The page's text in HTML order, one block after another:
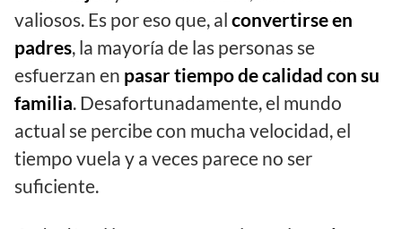
valiosos. Es por eso que, al convertirse en
padres, la mayoría de las personas se
esfuerzan en pasar tiempo de calidad con su
familia. Desafortunadamente, el mundo
actual se percibe con mucha velocidad, el
tiempo vuela y a veces parece no ser
suficiente.